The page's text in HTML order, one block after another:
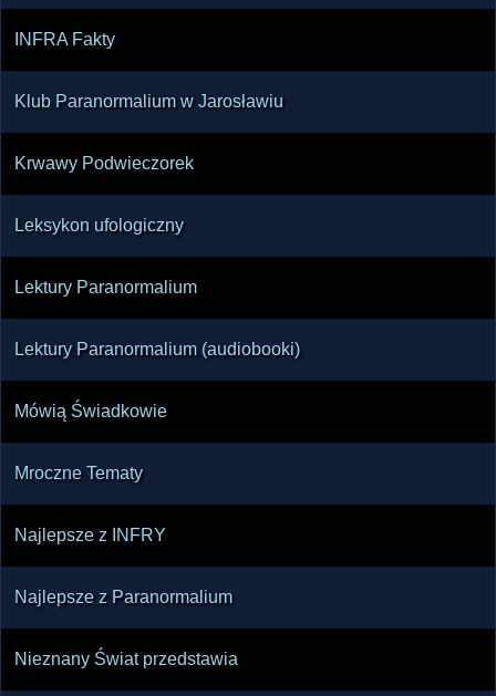
INFRA Fakty
Klub Paranormalium w Jarosławiu
Krwawy Podwieczorek
Leksykon ufologiczny
Lektury Paranormalium
Lektury Paranormalium (audiobooki)
Mówią Świadkowie
Mroczne Tematy
Najlepsze z INFRY
Najlepsze z Paranormalium
Nieznany Świat przedstawia